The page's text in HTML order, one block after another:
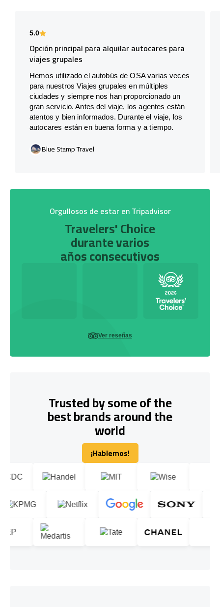
5.0
Opción principal para alquilar autocares para
viajes grupales
Hemos utilizado el autobús de OSA varias veces
para nuestros Viajes grupales en múltiples
ciudades y siempre nos han proporcionado un
gran servicio. Antes del viaje, los agentes están
atentos y bien informados. Durante el viaje, los
autocares están en buena forma y a tiempo.
Blue Stamp Travel
Orgullosos de estar en Tripadvisor
Travelers' Choice
durante varios
años consecutivos
Ver reseñas
Trusted by some of the
best brands around the
world
¡Hablemos!
¡Hablemos!